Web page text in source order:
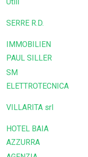
SERRE R.D.
IMMOBILIEN
PAUL SILLER
SM
ELETTROTECNICA
VILLARITA srl
HOTEL BAIA
AZZURRA